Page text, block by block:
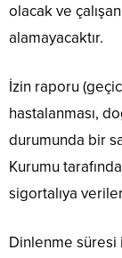
olacak ve
alamayacaktır.
İzin raporu
hastalanması,
durumunda bir
Kurumu
sigortalıya
Dinlenme süresi